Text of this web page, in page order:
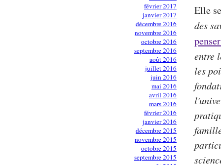
février 2017
janvier 2017
décembre 2016
novembre 2016
octobre 2016
septembre 2016
août 2016
juillet 2016
juin 2016
mai 2016
avril 2016
mars 2016
février 2016
janvier 2016
décembre 2015
novembre 2015
octobre 2015
septembre 2015
Elle
des
entre
les